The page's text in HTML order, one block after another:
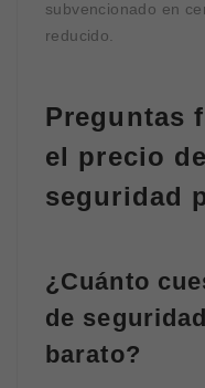
subvencionado en
reducido.
Preguntas
el precio
seguridad
¿Cuánto
de
barato?